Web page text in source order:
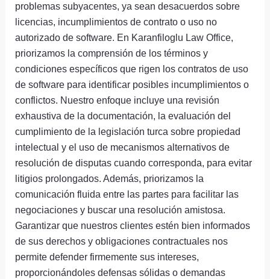
problemas subyacentes, ya sean desacuerdos sobre
licencias, incumplimientos de contrato o uso no
autorizado de software. En Karanfiloglu Law Office,
priorizamos la comprensión de los términos y
condiciones específicos que rigen los contratos de uso
de software para identificar posibles incumplimientos o
conflictos. Nuestro enfoque incluye una revisión
exhaustiva de la documentación, la evaluación del
cumplimiento de la legislación turca sobre propiedad
intelectual y el uso de mecanismos alternativos de
resolución de disputas cuando corresponda, para evitar
litigios prolongados. Además, priorizamos la
comunicación fluida entre las partes para facilitar las
negociaciones y buscar una resolución amistosa.
Garantizar que nuestros clientes estén bien informados
de sus derechos y obligaciones contractuales nos
permite defender firmemente sus intereses,
proporcionándoles defensas sólidas o demandas